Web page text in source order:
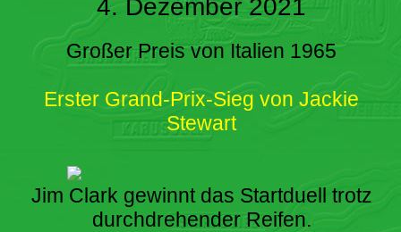
4. Dezember 2021
Großer Preis von Italien 1965
Erster Grand-Prix-Sieg von Jackie
Stewart
Jim Clark gewinnt das Startduell trotz
durchdrehender Reifen.